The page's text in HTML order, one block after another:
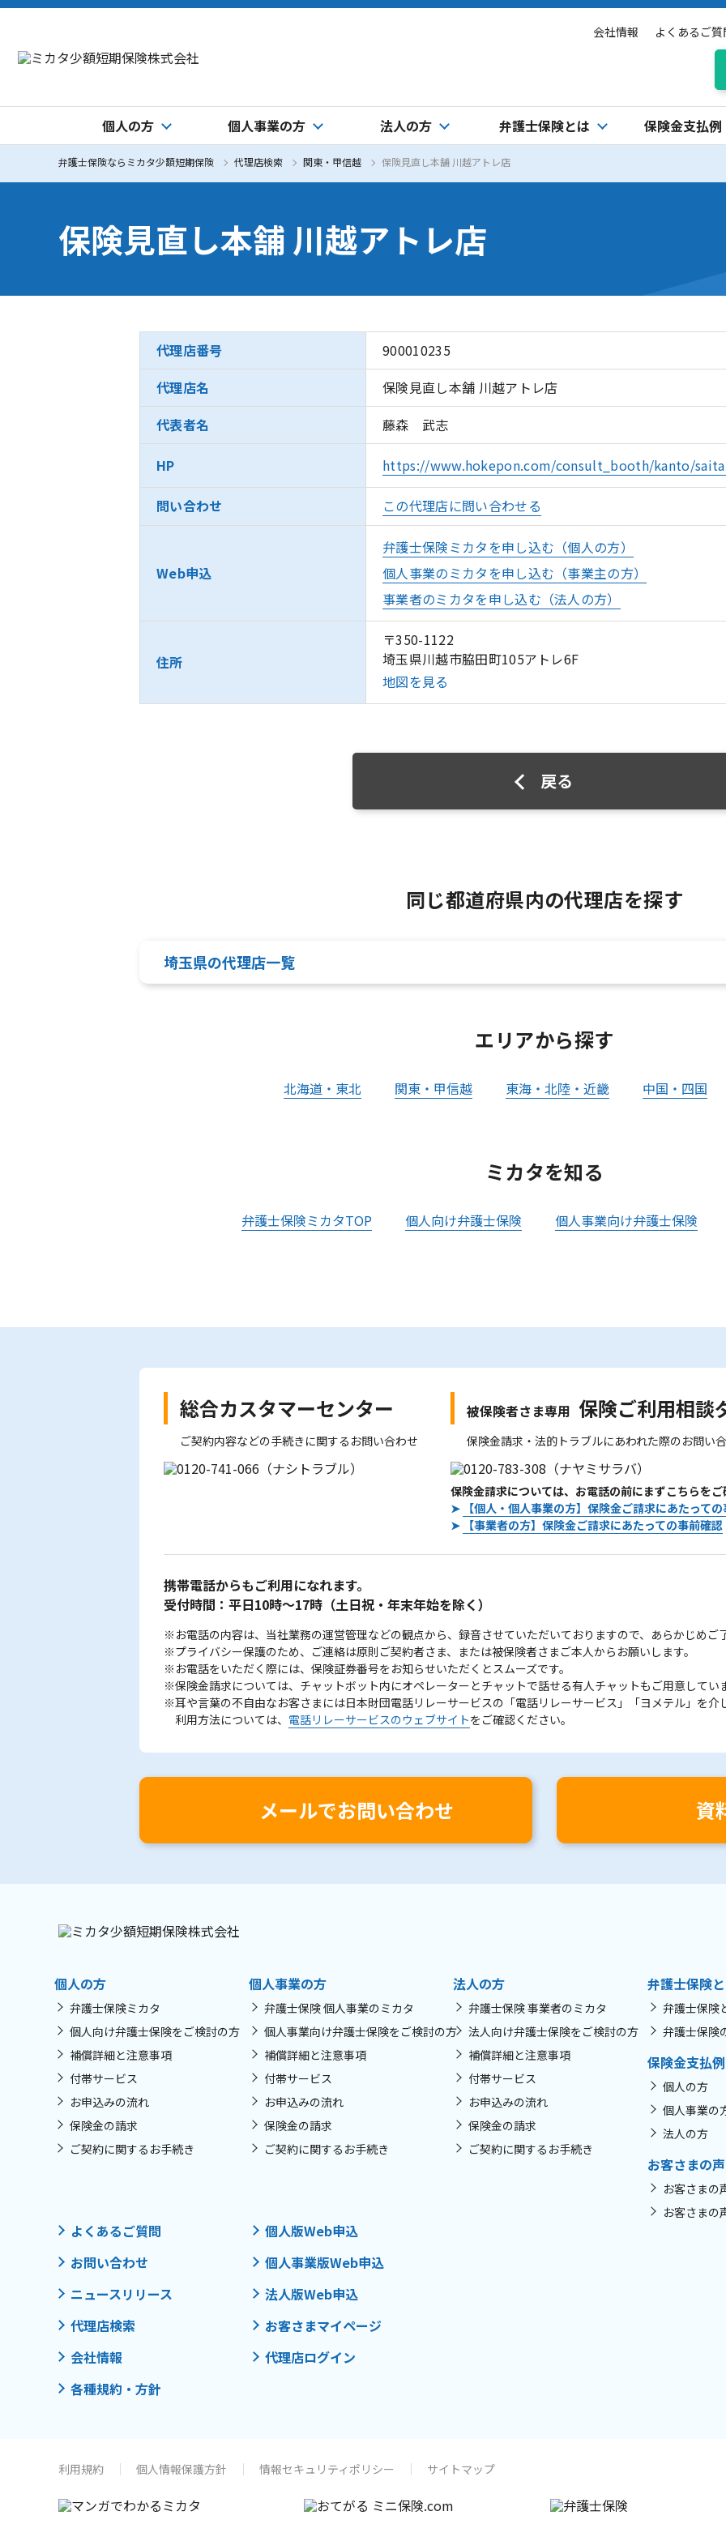
会社情報 よくあるご質
個人の方 個人事業の方 法人の方 弁護士保険とは 保険金支払例
弁護士保険ならミカタ少額短期保険 代理店検索 関東・甲信越 保険見直し本舗 川越アトレ店
保険見直し本舗 川越アトレ店
代理店番号
900010235
代理店名
保険見直し本舗 川越アトレ店
代表者名
藤森 武志
HP https://www.hokepon.com/consult_booth/kanto/
問い合わせ この代理店に問い合わせる
Web申込
弁護士保険ミカタを申し込む（個人の方）
個人事業のミカタを申し込む（事業主の方）
事業者のミカタを申し込む（法人の方）
住所
〒350-1122
埼玉県川越市脇田町105アトレ6F
地図を見る
戻る
同じ都道府県内の代理店を探す
埼玉県の代理店一覧
エリアから探す
北海道・東北 関東・甲信越 東海・北陸・近畿 中国・四国
ミカタを知る
弁護士保険ミカタTOP 個人向け弁護士保険 個人事業向け弁護士保険
総合カスタマーセンター
ご契約内容などの手続きに関するお問い合わせ
被保険者さま専用 保険ご利用相談
保険金請求・法的トラブルにあわれた際のお問い
保険金請求については、お電話の前にまずこちらをご
➤ 【個人・個人事業の方】保険金ご請求にあたって
➤ 【事業者の方】保険金ご請求にあたっての事前確認
携帯電話からもご利用になれます。
受付時間：平日10時～17時 （土日祝・年末年始を除く）
※お電話の内容は、当社業務の運営管理などの観点から、録音させていただいておりますので、あらかじめご
※プライバシー保護のため、ご連絡は原則ご契約者さま、または被保険者さまご本人からお願いします。
※お電話をいただく際には、保険証券番号をお知らせいただくとスムーズです。
※保険金請求については、チャットボット内にオペレーターとチャットで話せる有人チャットもご用意してい
※耳や言葉の不自由なお客さまには日本財団電話リレーサービスの「電話リレーサービス」「ヨメテル」を介
利用方法については、 電話リレーサービスのウェブサイトをご確認ください。
メールでお問い合わせ 資
個人の方
弁護士保険ミカタ
個人向け弁護士保険をご検討の方
補償詳細と注意事項
付帯サービス
お申込みの流れ
保険金の請求
ご契約に関するお手続き
個人事業の方
弁護士保険 個人事業のミカタ
個人事業向け弁護士保険をご検討の方
補償詳細と注意事項
付帯サービス
お申込みの流れ
保険金の請求
ご契約に関するお手続き
法人の方
弁護士保険 事業者のミカタ
法人向け弁護士保険をご検討の方
補償詳細と注意事項
付帯サービス
お申込みの流れ
保険金の請求
ご契約に関するお手続き
弁護士保険
弁護士保険
弁護士保険
保険金支払例
個人の方
個人事業の
法人の方
お客さまの声
お客さまの
お客さまの
よくあるご質問
お問い合わせ
ニュースリリース
代理店検索
会社情報
各種規約・方針
個人版Web申込
個人事業版Web申込
法人版Web申込
お客さまマイページ
代理店ログイン
利用規約 個人情報保護方針 情報セキュリティポリシー サイトマップ